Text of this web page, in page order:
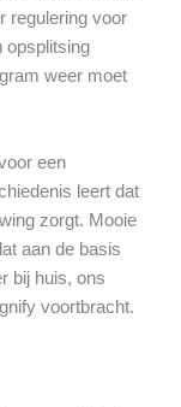
regulering voor
opsplitsing
weer moet
een
leert dat
zorgt. Mooie
aan de basis
bij huis, ons
voortbracht.